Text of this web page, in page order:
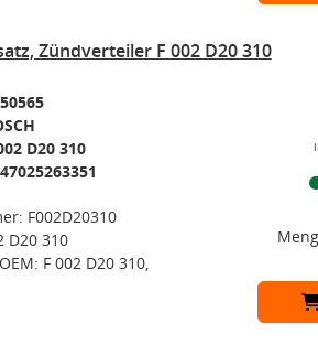
Zündverteiler F 002 D20 310
D20 310
F002D20310
D20 310
F 002 D20 310,